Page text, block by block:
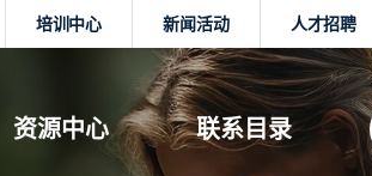
资源中心 联系目录
培训中心 新闻活动 人才招聘